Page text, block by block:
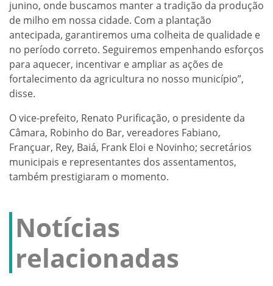
junino, onde buscamos manter a tradição da produção
de milho em nossa cidade. Com a plantação
antecipada, garantiremos uma colheita de qualidade e
no período correto. Seguiremos empenhando esforços
para aquecer, incentivar e ampliar as ações de
fortalecimento da agricultura no nosso município”,
disse.
O vice-prefeito, Renato Purificação, o presidente da
Câmara, Robinho do Bar, vereadores Fabiano,
Françuar, Rey, Baiá, Frank Eloi e Novinho; secretários
municipais e representantes dos assentamentos,
também prestigiaram o momento.
Notícias
relacionadas